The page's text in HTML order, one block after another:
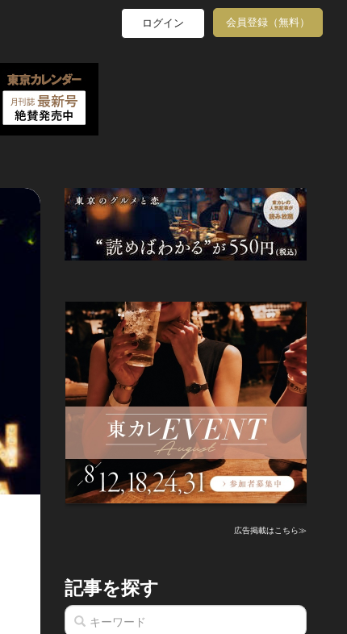
ログイン 会員登録（無料）
広告掲載はこちら≫
記事を探す